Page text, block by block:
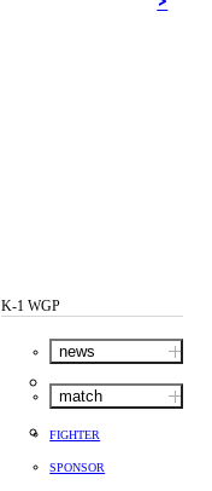
K-1 WGP
news
match
FIGHTER
SPONSOR